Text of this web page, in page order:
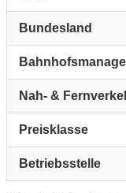
Bundesland
Nah- &
Preisklasse
Betriebsstelle